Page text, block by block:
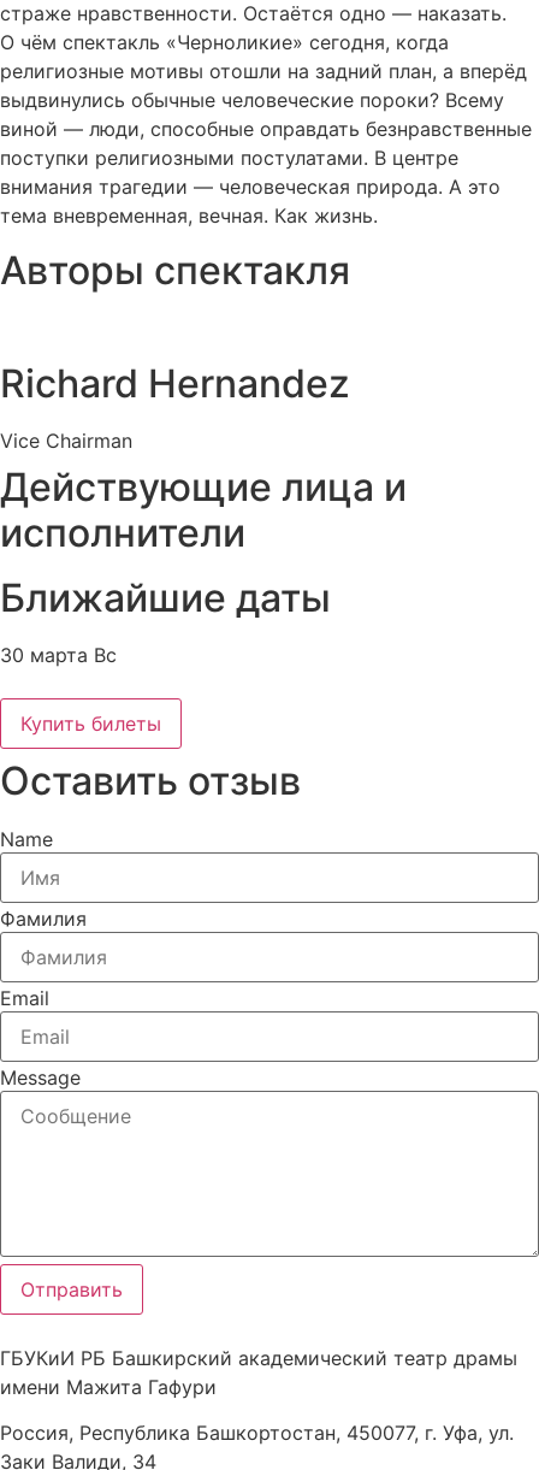
страже нравственности. Остаётся одно — наказать.
О чём спектакль «Черноликие» сегодня, когда
религиозные мотивы отошли на задний план, а вперёд
выдвинулись обычные человеческие пороки? Всему
виной — люди, способные оправдать безнравственные
поступки религиозными постулатами. В центре
внимания трагедии — человеческая природа. А это
тема вневременная, вечная. Как жизнь.
Авторы спектакля
Richard Hernandez
Vice Chairman
Действующие лица и
исполнители
Ближайшие даты
30 марта Вс
Купить билеты
Оставить отзыв
Name
Фамилия
Email
Message
Отправить
ГБУКиИ РБ Башкирский академический театр драмы
имени Мажита Гафури
Россия, Республика Башкортостан, 450077, г. Уфа, ул.
Заки Валиди, 34